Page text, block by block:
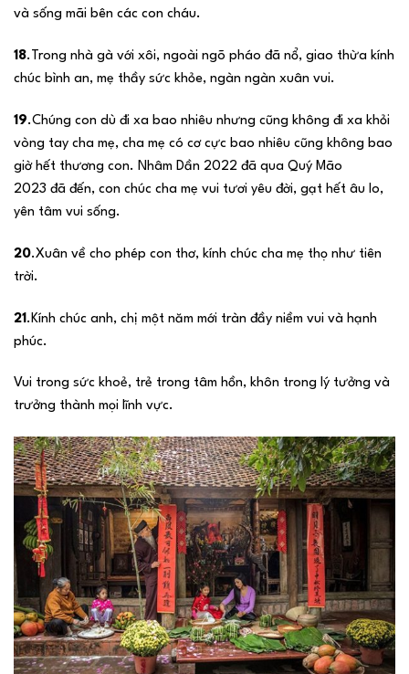
và sống mãi bên các con cháu.
18.Trong nhà gà với xôi, ngoài ngõ pháo đã nổ, giao thừa kính
chúc bình an, mẹ thầy sức khỏe, ngàn ngàn xuân vui.
19.Chúng con dù đi xa bao nhiêu nhưng cũng không đi xa khỏi
vòng tay cha mẹ, cha mẹ có cơ cực bao nhiêu cũng không bao
giờ hết thương con. Nhâm Dần 2022 đã qua Quý Mão
2023 đã đến, con chúc cha mẹ vui tươi yêu đời, gạt hết âu lo,
yên tâm vui sống.
20.Xuân về cho phép con thơ, kính chúc cha mẹ thọ như tiên
trời.
21 .Kính chúc anh, chị một năm mới tràn đầy niềm vui và hạnh
phúc.
Vui trong sức khoẻ, trẻ trong tâm hồn, khôn trong lý tưởng và
trưởng thành mọi lĩnh vực.